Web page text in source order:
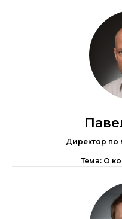
Директор по
Тема: О